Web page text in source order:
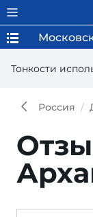
Тонкости
Россия